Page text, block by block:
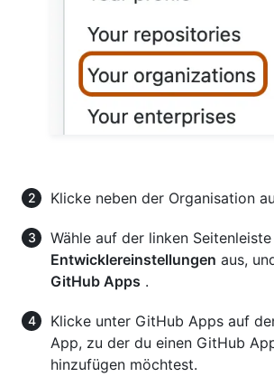
Klicke neben der Organisation
Wähle auf der linken Seitenleiste
Entwicklereinstellungen aus,
GitHub Apps .
Klicke unter GitHub Apps auf
App, zu der du einen GitHub
hinzufügen möchtest.